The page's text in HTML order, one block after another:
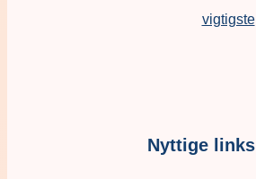
vigtigste
Nyttige links